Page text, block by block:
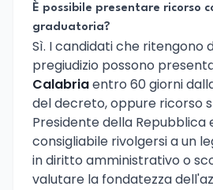
È possibile presentare ricorso
graduatoria?
Sì. I candidati che ritengono
pregiudizio possono
Calabriaentro 60 giorni
del decreto, oppure ricorso
Presidente della Repubblica
consigliabile rivolgersi a un
in diritto amministrativo o
valutare la fondatezza